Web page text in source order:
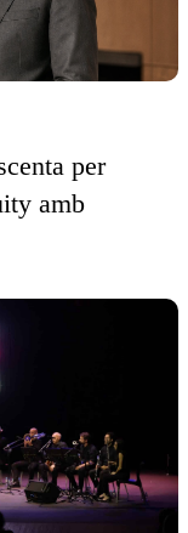
per
amb